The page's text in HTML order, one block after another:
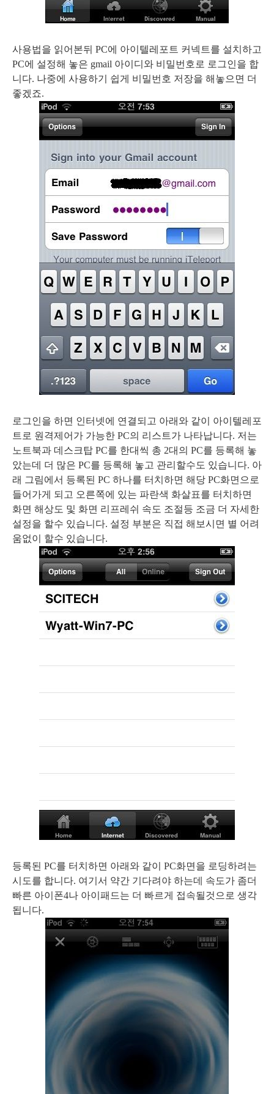
사용법을 읽어본뒤 PC에 아이텔레포트 커넥트를 설치하고
PC에 설정해 놓은 gmail 아이디와 비밀번호로 로그인을 합
니다. 나중에 사용하기 쉽게 비밀번호 저장을 해놓으면 더
좋겠죠.
로그인을 하면 인터넷에 연결되고 아래와 같이 아이텔레포
트로 원격제어가 가능한 PC의 리스트가 나타납니다. 저는
노트북과 데스크탑 PC를 한대씩 총 2대의 PC를 등록해 놓
았는데 더 많은 PC를 등록해 놓고 관리할수도 있습니다. 아
래 그림에서 등록된 PC 하나를 터치하면 해당 PC화면으로
들어가게 되고 오른쪽에 있는 파란색 화살표를 터치하면
화면 해상도 및 화면 리프레쉬 속도 조절등 조금 더 자세한
설정을 할수 있습니다. 설정 부분은 직접 해보시면 별 어려
움없이 할수 있습니다.
등록된 PC를 터치하면 아래와 같이 PC화면을 로딩하려는
시도를 합니다. 여기서 약간 기다려야 하는데 속도가 좀더
빠른 아이폰4나 아이패드는 더 빠르게 접속될것으로 생각
됩니다.